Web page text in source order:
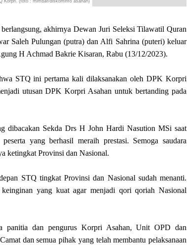
Korpri. (foto : mimbar/diskominfo asahan)
akhirnya Dewan Juri Seleksi Tilawatil Quran
Saleh Pulungan (putra) dan Alfi Sahrina (puteri) keluar
H Achmad Bakrie Kisaran, Rabu (13/12/2023).
STQ ini pertama kali dilaksanakan oleh DPK Korpri
utusan DPK Korpri Asahan untuk bertanding pada
dibacakan Sekda Drs H John Hardi Nasution MSi saat
yang berhasil meraih prestasi. Semoga saudara
ketingkat Provinsi dan Nasional.
STQ tingkat Provinsi dan Nasional sudah menanti.
keinginan yang kuat agar menjadi qori qoriah Nasional
panitia dan pengurus Korpri Asahan, Unit OPD dan
dan semua pihak yang telah membantu pelaksanaan